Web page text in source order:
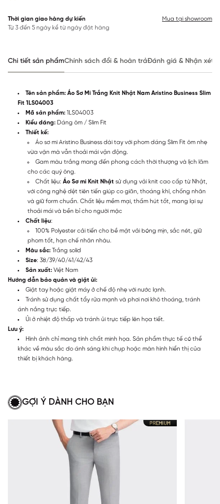
Thời gian giao hàng dự kiến
Từ 3 đến 5 ngày kể từ ngày đặt hàng
Mua tại showroom
Chi tiết sản phẩmChính sách đổi & hoàn trảĐánh giá & Nhận xét
Tên sản phẩm: Áo Sơ Mi Trắng Knit Nhật Nam Aristino Business Slim
Fit 1LS04003
Mã sản phẩm: 1LS04003
Kiểu dáng: Dáng ôm / Slim Fit
Thiết kế:
Áo sơ mi Aristino Business dài tay với phom dáng Slim Fit ôm nhẹ
vừa vặn mà vẫn thoải mái vận động.
Gam màu trắng mang đến phong cách thời thượng và lịch lãm
cho các quý ông.
Chất liệu: Áo Sơ mi Knit Nhật sử dụng vải knit cao cấp từ Nhật,
với công nghệ dệt tiên tiến giúp co giãn, thoáng khí, chống nhăn
và giữ form chuẩn. Chất liệu mềm mại, thấm hút tốt, mang lại sự
thoải mái và bền bỉ cho người mặc
Chất liệu:
100% Polyester cải tiến cho bề mặt vải bóng mịn, sắc nét, giữ
phom tốt, hạn chế nhăn nhàu.
Màu sắc: Trắng solid
Size: 38/39/40/41/42/43
Sản xuất: Việt Nam
Hướng dẫn bảo quản và giặt ủi:
Giặt tay hoặc giặt máy ở chế độ nhẹ với nước lạnh.
Tránh sử dụng chất tẩy rửa mạnh và phơi nơi khô thoáng, tránh
ánh nắng trực tiếp.
Ủi ở nhiệt độ thấp và tránh ủi trực tiếp lên họa tiết.
Lưu ý:
Hình ảnh chỉ mang tính chất minh họa. Sản phẩm thực tế có thể
khác về màu sắc do ánh sáng khi chụp hoặc màn hình hiển thị của
thiết bị khách hàng.
GỢI Ý DÀNH CHO BẠN